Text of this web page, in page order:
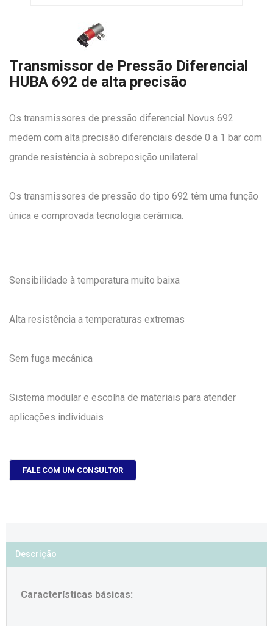
Transmissor de Pressão Diferencial
HUBA 692 de alta precisão
Os transmissores de pressão diferencial Novus 692
medem com alta precisão diferenciais desde 0 a 1 bar com
grande resistência à sobreposição unilateral.
Os transmissores de pressão do tipo 692 têm uma função
única e comprovada tecnologia cerâmica.
Sensibilidade à temperatura muito baixa
Alta resistência a temperaturas extremas
Sem fuga mecânica
Sistema modular e escolha de materiais para atender
aplicações individuais
FALE COM UM CONSULTOR
Descrição
Características básicas: